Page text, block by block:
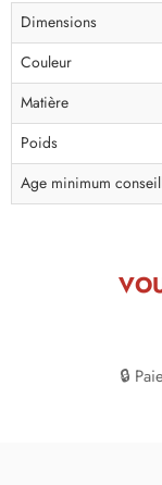
Dimensions
Couleur
Matière
Poids
Age minimum
🔒